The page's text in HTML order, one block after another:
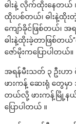
ဓါးနဲ့ လိုက်ထိုးနေတ
ထိုးပစ်တယ်၊ ဓါးနဲ့ထို
ကျော်ခိုင်ဖြစ်တယ်၊ အ
ဓါးနဲ့ထိုးခဲ့တာဖြစ်တယ်
ဇော်မိုးကပြောပါတယ်။
အရန်မီးသတ် ၃ ဦးဟာ
ဖားကန့် ဆေးရုံ တွေမှ
တယ်လို့ ဖားကန့်မြို့နယ်
ပြောပါတယ် ။